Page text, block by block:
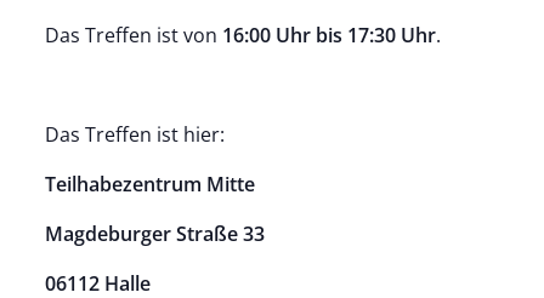
Das Treffen ist von 16:00 Uhr bis 17:30 Uhr.
Das Treffen ist hier:
Teilhabezentrum Mitte
Magdeburger Straße 33
06112 Halle